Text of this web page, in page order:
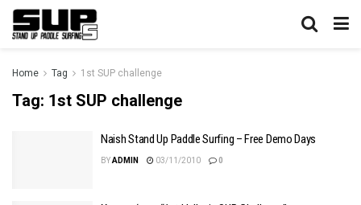
Home Tag 1st SUP challenge
Tag: 1st SUP challenge
Naish Stand Up Paddle Surfing – Free Demo Days
BYADMIN 03/11/2010 0